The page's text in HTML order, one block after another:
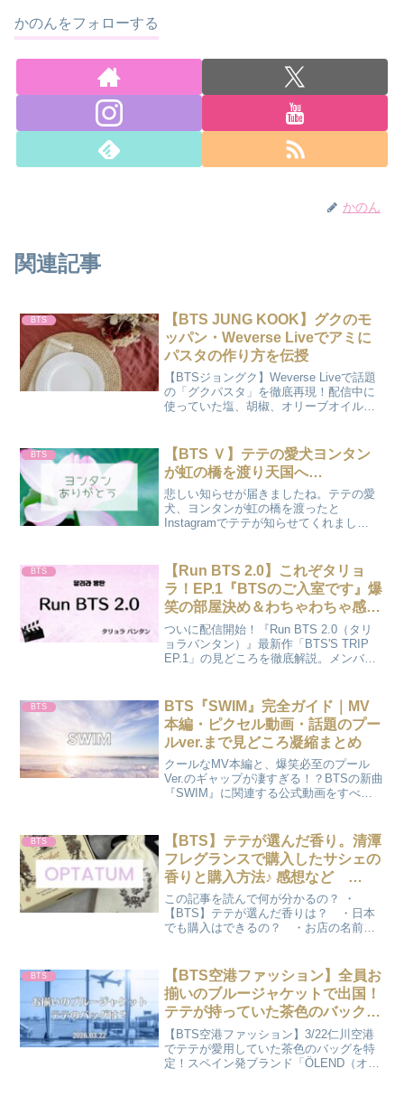
かのんをフォローする
かのん
関連記事
BTS
【BTS JUNG KOOK】グクのモ
ッパン・Weverse Liveでアミに
パスタの作り方を伝授
【BTSジョングク】Weverse Liveで話題
の「グクパスタ」を徹底再現！配信中に
使っていた塩、胡椒、オリーブオイルは
ARMYのために、購入先や作り方のポイ
ントを分かりやすくお届けします♪
BTS
【BTS Ｖ】テテの愛犬ヨンタン
が虹の橋を渡り天国へ…
悲しい知らせが届きましたね。テテの愛
犬、ヨンタンが虹の橋を渡ったと
Instagramでテテが知らせてくれまし
たのは、最近、ヨンタンが子犬の星へ長
い旅にでました。 どのよ...
BTS
【Run BTS 2.0】これぞタリョ
ラ！EP.1『BTSのご入室です』爆
笑の部屋決め＆わちゃわちゃ感
（2026/04/23）
ついに配信開始！『Run BTS 2.0（タリ
ョラバンタン）』最新作「BTS'S TRIP
EP.1」の見どころを徹底解説。メンバー
めてお届けします。次回の配信スケジュ
ールもチェック！
BTS
BTS『SWIM』完全ガイド｜MV
本編・ピクセル動画・話題のプー
ルver.まで見どころ凝縮まとめ
クールなMV本編と、爆笑必至のプール
Ver.のギャップが凄すぎる！？BTSの新曲
『SWIM』に関連する公式動画をすべて
なピクセル動画など、見逃せないポイン
トをファン視点でレポ。
BTS
【BTS】テテが選んだ香り。清潭
フレグランスで購入したサシェの
香りと購入方法♪ 感想など
(2024年3月14日 更新)
この記事を読んで何が分かるの？ ・
【BTS】テテが選んだ香りは？ ・日本
でも購入はできるの？ ・お店の名前
す。今日はテテが選んだ最近の香りにつ
いての話です♪C...
BTS
【BTS空港ファッション】全員お
揃いのブルージャケットで出国！
テテが持っていた茶色のバックは
どこの？
【BTS空港ファッション】3/22仁川空港
でテテが愛用していた茶色のバッグを特
定！スペイン発ブランド「ÖLEND（オレ